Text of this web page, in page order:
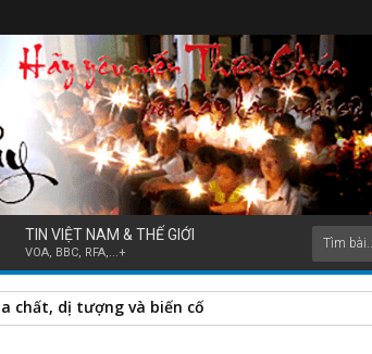
TIN VIỆT NAM & THẾ GIỚI
VOA, BBC, RFA,...+
họ và Giáo điểm thuộc Giáo xứ Lộc Thủy (2026)